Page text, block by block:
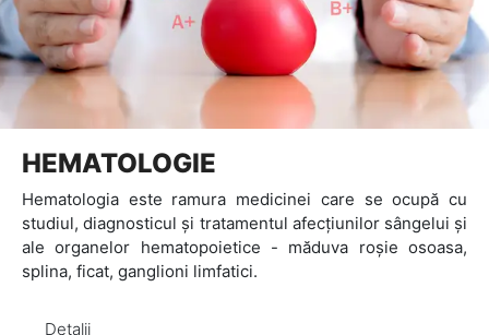
HEMATOLOGIE
Hematologia este ramura medicinei care se ocupă cu
studiul, diagnosticul și tratamentul afecțiunilor sângelui și
ale organelor hematopoietice - măduva roșie osoasa,
splina, ficat, ganglioni limfatici.
Detalii